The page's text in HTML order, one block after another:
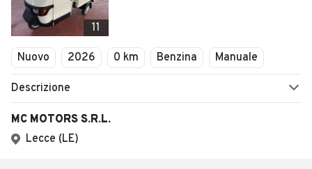
11
Nuovo 2026 0 km Benzina Manuale
Descrizione
MC MOTORS S.R.L.
Lecce (LE)